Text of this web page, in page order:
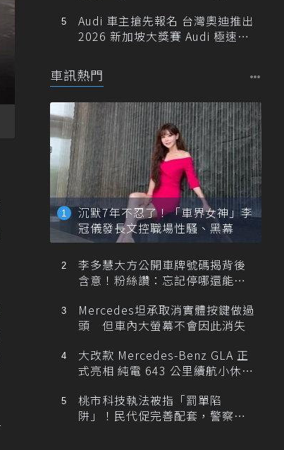
Audi 車主搶先報名 台灣奧迪推出
2026 新加坡大獎賽 Audi 極速之
車訊熱門
沉默7年不忍了！「車界女神」李
冠儀發長文控職場性騷、黑幕
李多慧大方公開車牌號碼揭背後
含意！粉絲讚：忘記停哪還能幫
Mercedes坦承取消實體按鍵做過
頭 但車內大螢幕不會因此消失
大改款 Mercedes-Benz GLA 正
式亮相 純電 643 公里續航小休
桃市科技執法被指「罰單陷
阱」！民代促完善配套，警察局